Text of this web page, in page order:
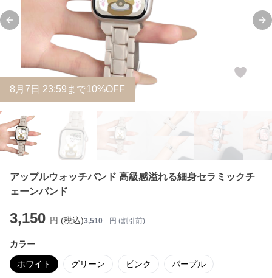
Previous slide
8 月 7 日 23:59まで10%OFF
アップルウォッチバンド 高級感溢れる細身セラミックチ
ェーンバンド
3,150 円 (税込)3,510 円 (割引前)
カラー
ホワイト グリーン ピンク パープル